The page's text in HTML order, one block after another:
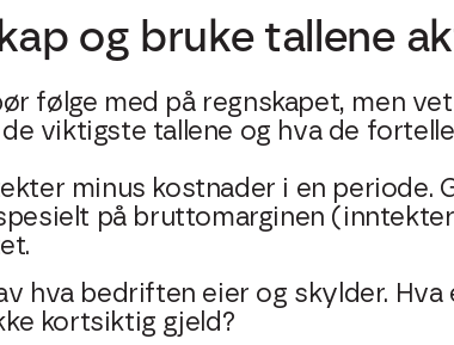
og bruke tallene
følge med på regnskapet, men vet
viktigste tallene og hva de
minus kostnader i en periode.
på bruttomarginen
hva bedriften eier og skylder. Hva
kortsiktig gjeld?